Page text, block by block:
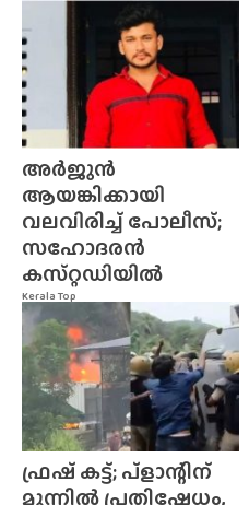
Kerala Top
അർജുൻ
ആയങ്കിക്കായി
വലവിരിച്ച് പോലീസ്;
സഹോദരൻ
കസ്‌റ്റഡിയിൽ
ഫ്രഷ് കട്ട്; പ്ളാന്റിന്
മുന്നിൽ പ്രതിഷേധം,